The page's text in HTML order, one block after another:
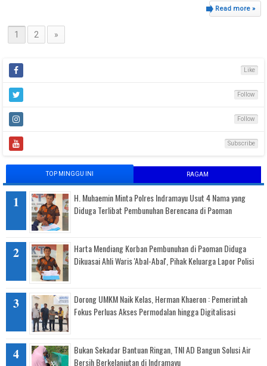
Read more »
1 2 »
Like
Follow
Follow
Subscribe
TOP MINGGU INI RAGAM
H. Muhaemin Minta Polres Indramayu Usut 4 Nama yang
Diduga Terlibat Pembunuhan Berencana di Paoman
Harta Mendiang Korban Pembunuhan di Paoman Diduga
Dikuasai Ahli Waris 'Abal-Abal', Pihak Keluarga Lapor Polisi
Dorong UMKM Naik Kelas, Herman Khaeron : Pemerintah
Fokus Perluas Akses Permodalan hingga Digitalisasi
Bukan Sekadar Bantuan Ringan, TNI AD Bangun Solusi Air
Bersih Berkelanjutan di Indramayu